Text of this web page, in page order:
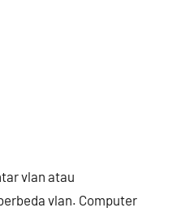
vlan atau
vlan. Computer